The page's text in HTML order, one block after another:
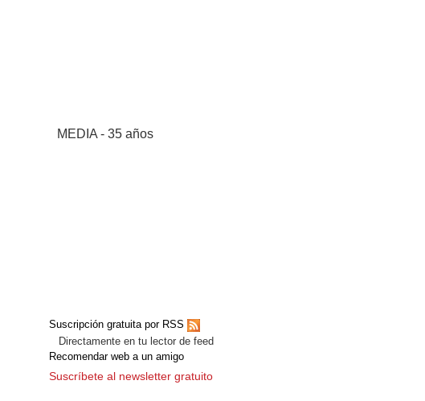
MEDIA - 35 años
Suscripción gratuita por RSS
Directamente en tu lector de feed
Recomendar web a un amigo
Suscríbete al newsletter gratuito